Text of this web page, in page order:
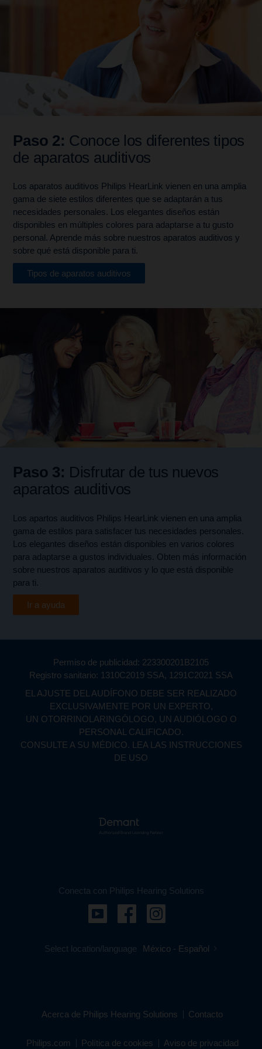
Paso 2: Conoce los diferentes tipos
de aparatos auditivos
Los aparatos auditivos Philips HearLink vienen en una amplia
gama de siete estilos diferentes que se adaptarán a tus
necesidades personales. Los elegantes diseños están
disponibles en múltiples colores para adaptarse a tu gusto
personal. Aprende más sobre nuestros aparatos auditivos y
sobre qué está disponible para ti.
Tipos de aparatos auditivos
Paso 3: Disfrutar de tus nuevos
aparatos auditivos
Los apartos auditivos Philips HearLink vienen en una amplia
gama de estilos para satisfacer tus necesidades personales.
Los elegantes diseños están disponibles en varios colores
para adaptarse a gustos individuales. Obten más información
sobre nuestros aparatos auditivos y lo que está disponible
para ti.
Ir a ayuda
Permiso de publicidad: 223300201B2105
Registro sanitario: 1310C2019 SSA, 1291C2021 SSA
EL AJUSTE DEL AUDÍFONO DEBE SER REALIZADO
EXCLUSIVAMENTE POR UN EXPERTO,
UN OTORRINOLARINGÓLOGO, UN AUDIÓLOGO O
PERSONAL CALIFICADO.
CONSULTE A SU MÉDICO. LEA LAS INSTRUCCIONES
DE USO
Conecta con Philips Hearing Solutions
Select location/language México - Español
Acerca de Philips Hearing Solutions Contacto
Philips.com Política de cookies Aviso de privacidad